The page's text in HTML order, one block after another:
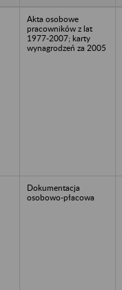
Akta osobowe
pracowników z lat
1977-2007; karty
wynagrodzeń za 2005
Dokumentacja
osobowo-płacowa